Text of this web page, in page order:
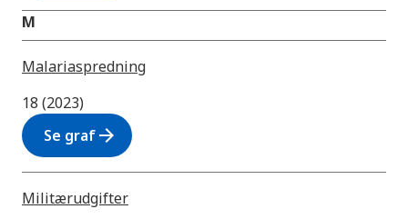
M
Malariaspredning
18 (2023)
Se grafarrow_forward
Militærudgifter